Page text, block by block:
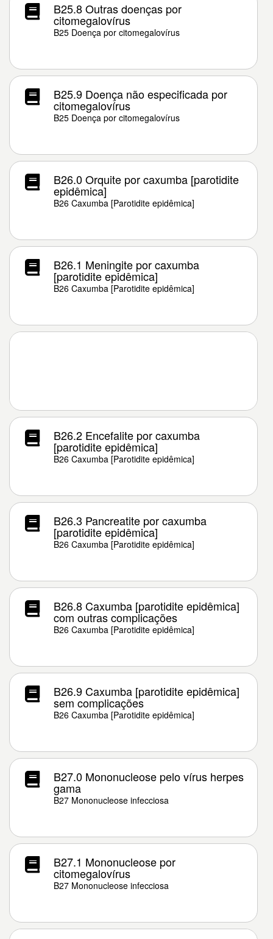
B25.8 Outras doenças por
citomegalovírus
B25 Doença por citomegalovírus
B25.9 Doença não especificada por
citomegalovírus
B25 Doença por citomegalovírus
B26.0 Orquite por caxumba [parotidite
epidêmica]
B26 Caxumba [Parotidite epidêmica]
B26.1 Meningite por caxumba
[parotidite epidêmica]
B26 Caxumba [Parotidite epidêmica]
B26.2 Encefalite por caxumba
[parotidite epidêmica]
B26 Caxumba [Parotidite epidêmica]
B26.3 Pancreatite por caxumba
[parotidite epidêmica]
B26 Caxumba [Parotidite epidêmica]
B26.8 Caxumba [parotidite epidêmica]
com outras complicações
B26 Caxumba [Parotidite epidêmica]
B26.9 Caxumba [parotidite epidêmica]
sem complicações
B26 Caxumba [Parotidite epidêmica]
B27.0 Mononucleose pelo vírus herpes
gama
B27 Mononucleose infecciosa
B27.1 Mononucleose por
citomegalovírus
B27 Mononucleose infecciosa